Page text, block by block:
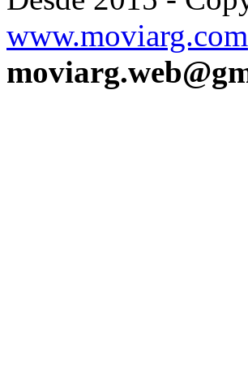
www.moviarg.com